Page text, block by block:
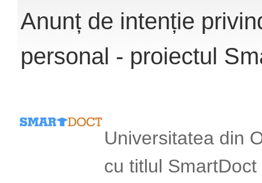
Anunț de intenție
personal - proiectul
Universitatea din
cu titlul